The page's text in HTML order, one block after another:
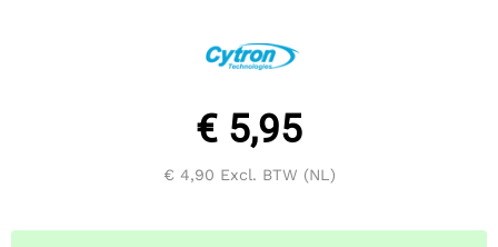
€ 5,95
€ 4,90 Excl. BTW (NL)